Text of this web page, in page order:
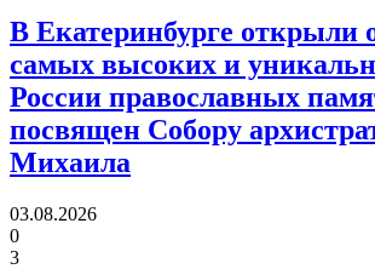
В Екатеринбурге открыли
самых высоких и
России православных
посвящен Собору
Михаила
03.08.2026
0
3